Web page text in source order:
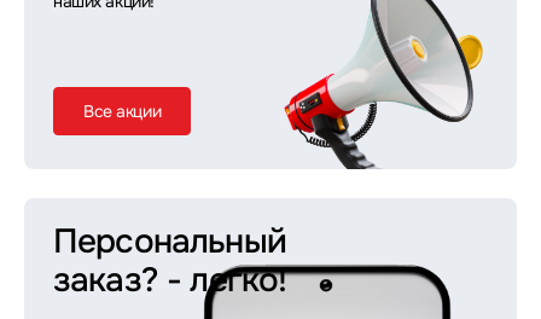
Все акции
Персональный
заказ? - легко!